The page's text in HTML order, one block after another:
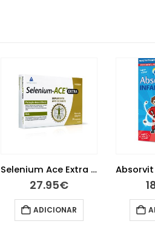
Selenium Ace Extra 30 comprimidos
27.95€
ADICIONAR